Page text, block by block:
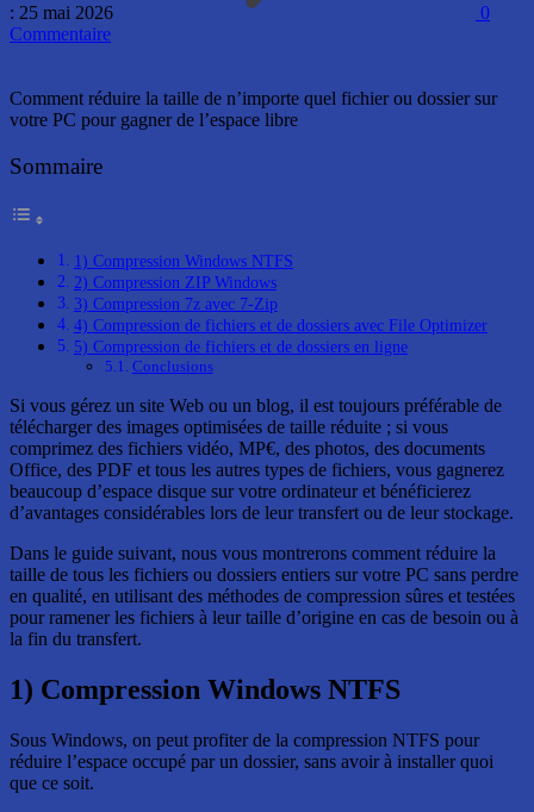
: 25 mai 2026
0
Commentaire
Comment réduire la taille de n’importe quel fichier ou dossier sur
votre PC pour gagner de l’espace libre
Sommaire
1) Compression Windows NTFS
2) Compression ZIP Windows
3) Compression 7z avec 7-Zip
4) Compression de fichiers et de dossiers avec File Optimizer
5) Compression de fichiers et de dossiers en ligne
Conclusions
Si vous gérez un site Web ou un blog, il est toujours préférable de
télécharger des images optimisées de taille réduite ; si vous
comprimez des fichiers vidéo, MP€, des photos, des documents
Office, des PDF et tous les autres types de fichiers, vous gagnerez
beaucoup d’espace disque sur votre ordinateur et bénéficierez
d’avantages considérables lors de leur transfert ou de leur stockage.
Dans le guide suivant, nous vous montrerons comment réduire la
taille de tous les fichiers ou dossiers entiers sur votre PC sans perdre
en qualité, en utilisant des méthodes de compression sûres et testées
pour ramener les fichiers à leur taille d’origine en cas de besoin ou à
la fin du transfert.
1) Compression Windows NTFS
Sous Windows, on peut profiter de la compression NTFS pour
réduire l’espace occupé par un dossier, sans avoir à installer quoi
que ce soit.